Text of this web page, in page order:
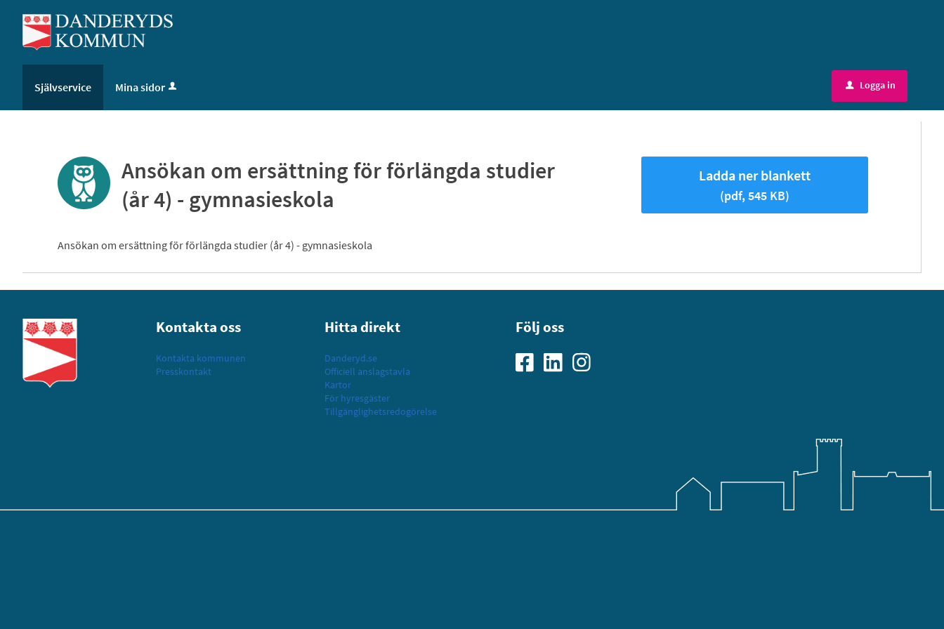
självservice
Danderyds
kommun
Självservice Mina sidor u Logga in
Ansökan om ersättning för förlängda studier
(år 4) - gymnasieskola
Ansökan om ersättning för förlängda studier (år 4) - gymnasieskola
Ladda ner blankett
(pdf, 545 KB)
Kontakta oss
Kontakta kommunen
Presskontakt
Hitta direkt
Danderyd.se
Officiell anslagstavla
Kartor
För hyresgäster
Tillgänglighetsredogörelse
Följ oss